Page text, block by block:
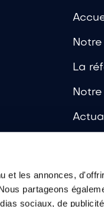
et les annonces,
partageons
sociaux, de
La